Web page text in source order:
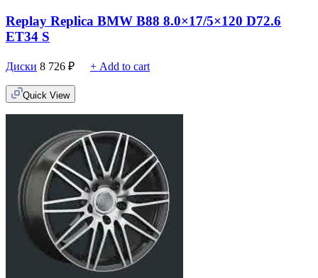
Replay Replica BMW B88 8.0×17/5×120 D72.6
ET34 S
Диски 8 726 ₽ + Add to cart
Quick View